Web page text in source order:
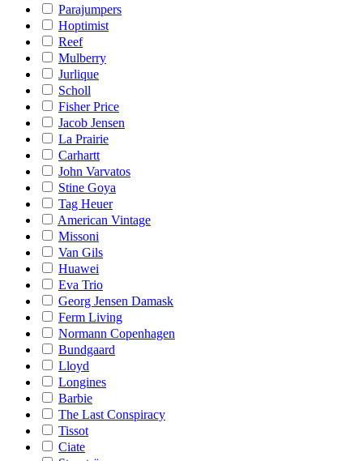
Parajumpers
Hoptimist
Reef
Mulberry
Jurlique
Scholl
Fisher Price
Jacob Jensen
La Prairie
Carhartt
John Varvatos
Stine Goya
Tag Heuer
American Vintage
Missoni
Van Gils
Huawei
Eva Trio
Georg Jensen Damask
Ferm Living
Normann Copenhagen
Bundgaard
Lloyd
Longines
Barbie
The Last Conspiracy
Tissot
Ciate